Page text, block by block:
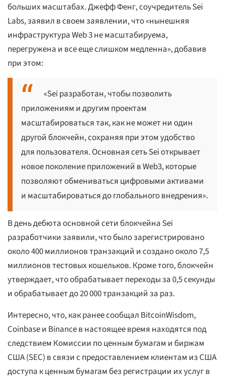
больших масштабах. Джефф Фенг, соучредитель Sei
Labs, заявил в своем заявлении, что «нынешняя
инфраструктура Web 3 не масштабируема,
перегружена и все еще слишком медленна», добавив
при этом:
«Sei разработан, чтобы позволить
приложениям и другим проектам
масштабироваться так, как не может ни один
другой блокчейн, сохраняя при этом удобство
для пользователя. Основная сеть Sei открывает
новое поколение приложений в Web3, которые
позволяют обмениваться цифровыми активами
и масштабироваться до глобального внедрения».
В день дебюта основной сети блокчейна Sei
разработчики заявили, что было зарегистрировано
около 400 миллионов транзакций и создано около 7,5
миллионов тестовых кошельков. Кроме того, блокчейн
утверждает, что обрабатывает переходы за 0,5 секунды
и обрабатывает до 20 000 транзакций за раз.
Интересно, что, как ранее сообщал BitcoinWisdom,
Coinbase и Binance в настоящее время находятся под
следствием Комиссии по ценным бумагам и биржам
США (SEC) в связи с предоставлением клиентам из США
доступа к ценным бумагам без регистрации их услуг в